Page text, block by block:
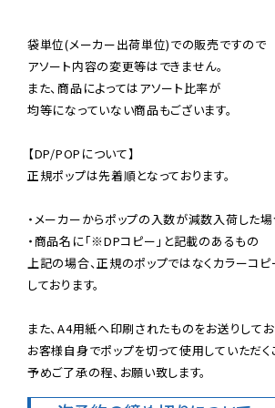
袋単位(メーカー出荷単位)での販売ですので
アソート内容の変更等はできません。
また、商品によってはアソート比率が
均等になっていない商品もございます。
【DP/POPについて】
正規ポップは先着順となっております。
・メーカーからポップの入数が減数入荷した
・商品名に「※DPコピー」と記載のあるもの
上記の場合、正規のポップではなくカラーコピ
しております。
また、A4用紙へ印刷されたものをお送りしてお
お客様自身でポップを切って使用していただく
予めご了承の程、お願い致します。